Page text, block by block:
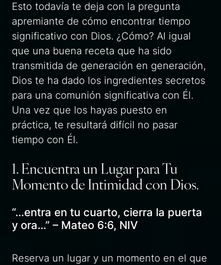
Esto todavía te deja con la pregunta
apremiante de cómo encontrar tiempo
significativo con Dios. ¿Cómo? Al igual
que una buena receta que ha sido
transmitida de generación en generación,
Dios te ha dado los ingredientes secretos
para una comunión significativa con Él.
Una vez que los hayas puesto en
práctica, te resultará difícil no pasar
tiempo con Él.
1. Encuentra un Lugar para Tu
Momento de Intimidad con Dios.
“…entra en tu cuarto, cierra la puerta
y ora…” – Mateo 6:6, NIV
Reserva un lugar y un momento en el que